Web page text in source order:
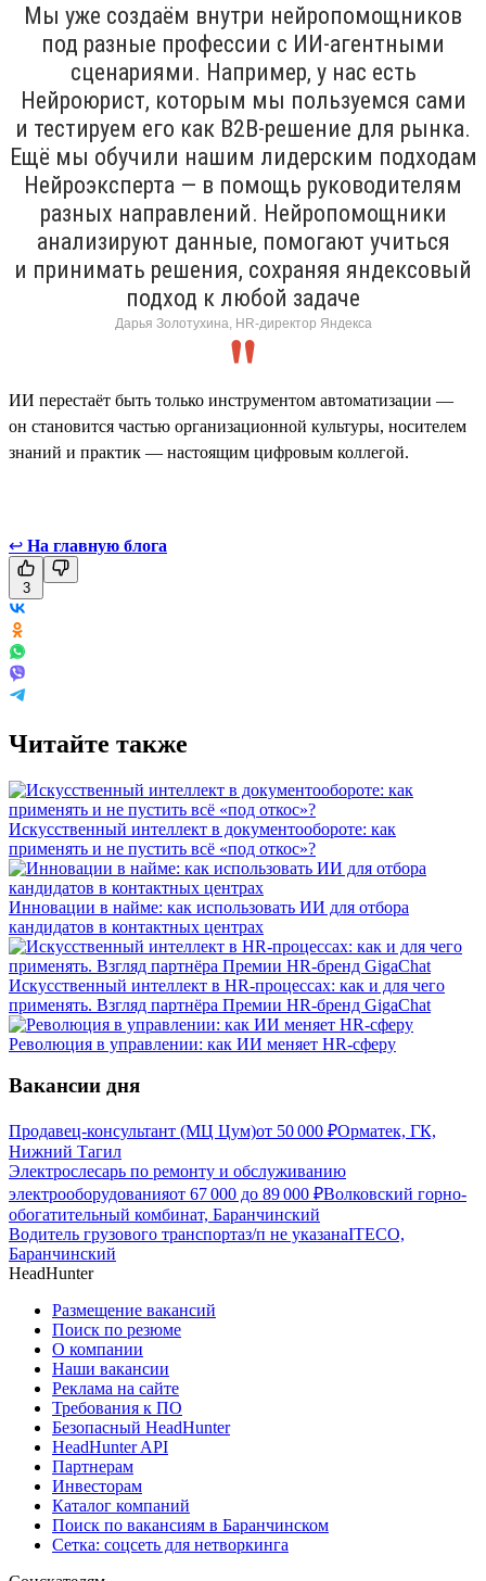
Мы уже создаём внутри нейропомощников
под разные профессии с ИИ-агентными
сценариями. Например, у нас есть
Нейроюрист, которым мы пользуемся сами
и тестируем его как B2B-решение для рынка.
Ещё мы обучили нашим лидерским подходам
Нейроэксперта — в помощь руководителям
разных направлений. Нейропомощники
анализируют данные, помогают учиться
и принимать решения, сохраняя яндексовый
подход к любой задаче
Дарья Золотухина, HR-директор Яндекса
ИИ перестаёт быть только инструментом автоматизации —
он становится частью организационной культуры, носителем
знаний и практик — настоящим цифровым коллегой.
↩ На главную блога
3
Читайте также
Искусственный интеллект в документообороте: как
применять и не пустить всё «под откос»?
Инновации в найме: как использовать ИИ для отбора
кандидатов в контактных центрах
Искусственный интеллект в HR-процессах: как и для чего
применять. Взгляд партнёра Премии HR-бренд GigaChat
Революция в управлении: как ИИ меняет HR-сферу
Вакансии дня
Продавец-консультант (МЦ Цум)от 50 000 ₽Орматек, ГК,
Нижний Тагил
Электрослесарь по ремонту и обслуживанию
электрооборудованияот 67 000 до 89 000 ₽Волковский горно-
обогатительный комбинат, Баранчинский
Водитель грузового транспортаз/п не указанаITECO,
Баранчинский
HeadHunter
Размещение вакансий
Поиск по резюме
О компании
Наши вакансии
Реклама на сайте
Требования к ПО
Безопасный HeadHunter
HeadHunter API
Партнерам
Инвесторам
Каталог компаний
Поиск по вакансиям в Баранчинском
Сетка: соцсеть для нетворкинга